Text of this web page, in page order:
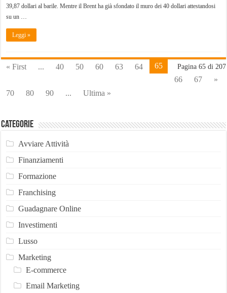
39,87 dollari al barile. Mentre il Brent ha già sfondato il muro dei 40 dollari attestandosi
su un …
Leggi »
Pagina 65 di 207
« First ... 40 50 60 63 64
65
66
67
»
70
80 90 ... Ultima »
Categorie
Avviare Attività
Finanziamenti
Formazione
Franchising
Guadagnare Online
Investimenti
Lusso
Marketing
E-commerce
Email Marketing